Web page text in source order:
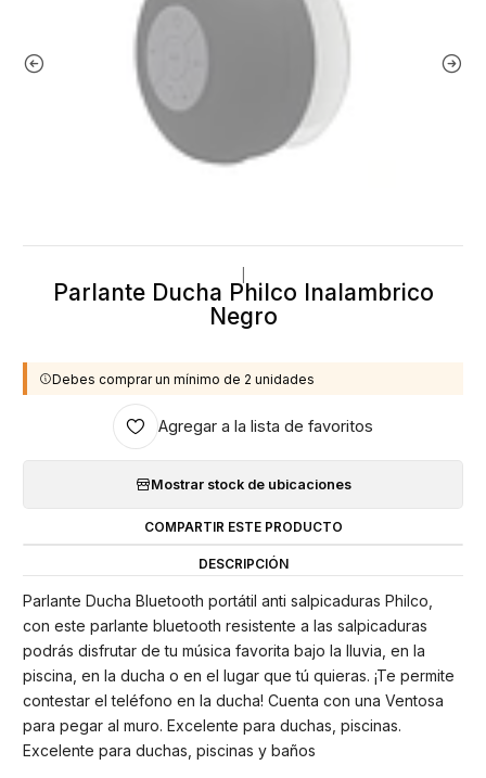
Parlante Ducha Philco Inalambrico
Negro
Debes comprar un mínimo de 2 unidades
Agregar a la lista de favoritos
Mostrar stock de ubicaciones
COMPARTIR ESTE PRODUCTO
DESCRIPCIÓN
Parlante Ducha Bluetooth portátil anti salpicaduras Philco,
con este parlante bluetooth resistente a las salpicaduras
podrás disfrutar de tu música favorita bajo la lluvia, en la
piscina, en la ducha o en el lugar que tú quieras. ¡Te permite
contestar el teléfono en la ducha! Cuenta con una Ventosa
para pegar al muro. Excelente para duchas, piscinas.
Excelente para duchas, piscinas y baños